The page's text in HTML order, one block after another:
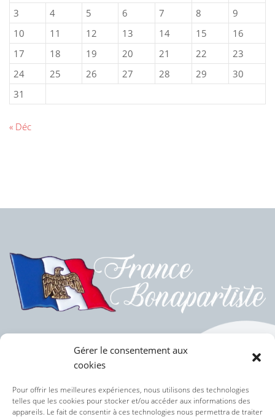
Gérer le consentement aux
cookies
Pour offrir les meilleures expériences, nous utilisons des technologies
telles que les cookies pour stocker et/ou accéder aux informations des
appareils. Le fait de consentir à ces technologies nous permettra de traiter
3
4 5 6 7 8
9
10
11 12 13 14 15
16
17
18 19 20 21 22
23
24
25 26 27 28 29
30
31
« Déc
Politique des cookies (UE)